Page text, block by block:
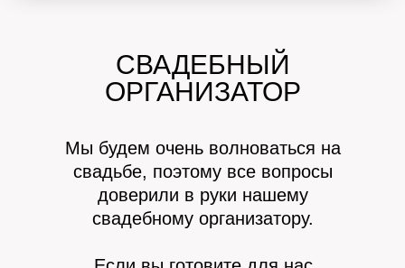
СВАДЕБНЫЙ
ОРГАНИЗАТОР
Мы будем очень волноваться на
свадьбе, поэтому все вопросы
доверили в руки нашему
свадебному организатору.